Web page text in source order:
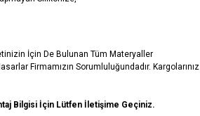
İçin De Bulunan Tüm Materyaller
Firmamızın Sorumluluğundadır.
Bilgisi İçin Lütfen İletişime Geçiniz.